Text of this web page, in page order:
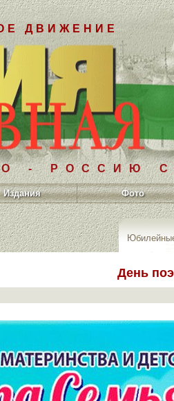
ДВИЖЕНИЕ
- РОССИЮ
Издания Фото
День